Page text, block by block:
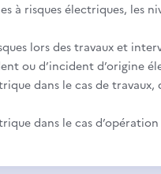
à risques électriques, les
lors des travaux et
ou d’incident d’origine
dans le cas de travaux,
dans le cas